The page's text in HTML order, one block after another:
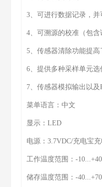
3、可进行数据记录，
4、可溯源的校准（包含
5、传感器清除功能提
6、提供多种采样单元
7、传感器模拟输出以及
菜单语言：中文
显示：LED
电源：3.7VDC/充电宝
工作温度范围：-
储存温度范围：-